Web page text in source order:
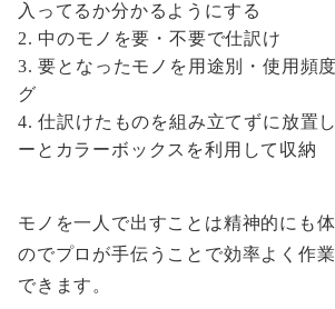
入ってるか分かるようにする
中のモノを要・不要で仕訳け
要となったモノを用途別・使用頻
グ
仕訳けたものを組み立てずに放置
ーとカラーボックスを利用して収納
モノを一人で出すことは精神的にも
のでプロが手伝うことで効率よく作
できます。